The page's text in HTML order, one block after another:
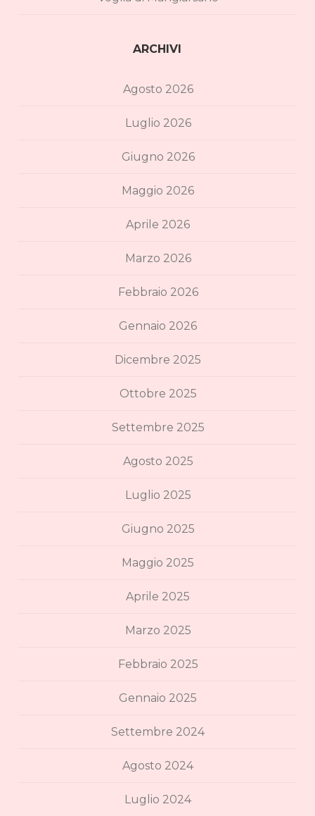
ARCHIVI
Agosto 2026
Luglio 2026
Giugno 2026
Maggio 2026
Aprile 2026
Marzo 2026
Febbraio 2026
Gennaio 2026
Dicembre 2025
Ottobre 2025
Settembre 2025
Agosto 2025
Luglio 2025
Giugno 2025
Maggio 2025
Aprile 2025
Marzo 2025
Febbraio 2025
Gennaio 2025
Settembre 2024
Agosto 2024
Luglio 2024